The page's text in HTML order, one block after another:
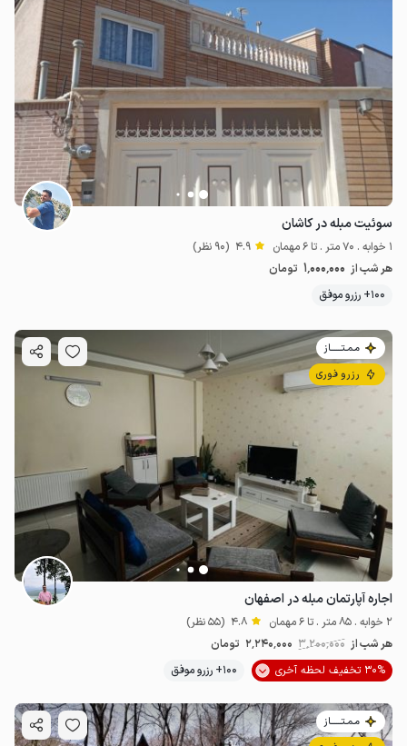
2.77میلیون ت 4.8
سوئیت مبله در کاشان
1 خوابه . 70 متر . تا 6 مهمان 4.9 (90 نظر)
هر شب از 1٬000٬000 تومان
100+ رزرو موفق
مـمـتــــــاز
رزرو فوری
اجاره آپارتمان مبله در اصفهان
2 خوابه . 85 متر . تا 6 مهمان 4.8 (55 نظر)
هر شب از 3٬200٬000 2٬240٬000 تومان
30% تخفیف لحظه آخری
100+ رزرو موفق
مـمـتــــــاز